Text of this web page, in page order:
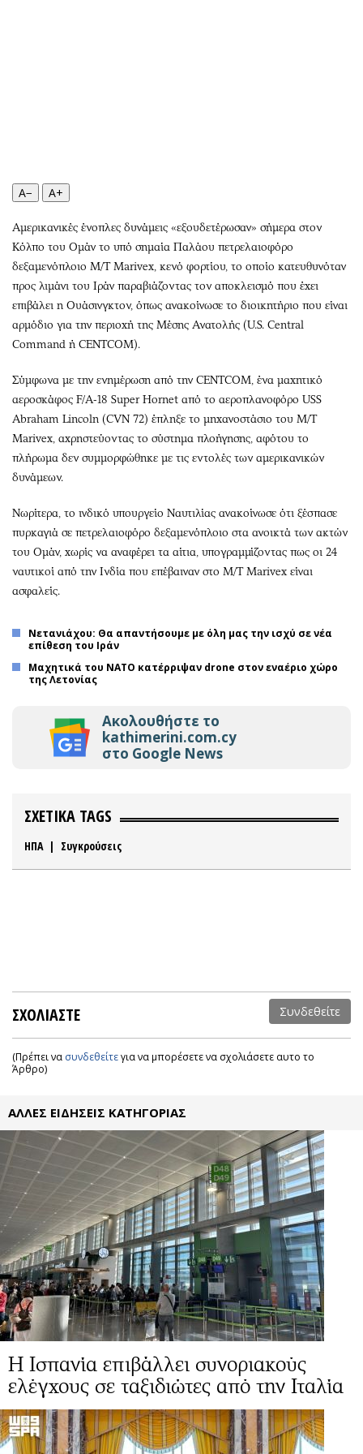
Εικαστικά
Χειρόγραφα
Επιστολές
A− A+
Αμερικανικές ένοπλες δυνάμεις «εξουδετέρωσαν» σήμερα στον
Κόλπο του Ομάν το υπό σημαία Παλάου πετρελαιοφόρο
δεξαμενόπλοιο M/T Marivex, κενό φορτίου, το οποίο κατευθυνόταν
προς λιμάνι του Ιράν παραβιάζοντας τον αποκλεισμό που έχει
επιβάλει η Ουάσινγκτον, όπως ανακοίνωσε το διοικητήριο που είναι
αρμόδιο για την περιοχή της Μέσης Ανατολής (U.S. Central
Command ή CENTCOM).
Σύμφωνα με την ενημέρωση από την CENTCOM, ένα μαχητικό
αεροσκάφος F/A-18 Super Hornet από το αεροπλανοφόρο USS
Abraham Lincoln (CVN 72) έπληξε το μηχανοστάσιο του M/T
Marivex, αχρηστεύοντας το σύστημα πλοήγησης, αφότου το
πλήρωμα δεν συμμορφώθηκε με τις εντολές των αμερικανικών
δυνάμεων.
Νωρίτερα, το ινδικό υπουργείο Ναυτιλίας ανακοίνωσε ότι ξέσπασε
πυρκαγιά σε πετρελαιοφόρο δεξαμενόπλοιο στα ανοικτά των ακτών
του Ομάν, χωρίς να αναφέρει τα αίτια, υπογραμμίζοντας πως οι 24
ναυτικοί από την Ινδία που επέβαιναν στο M/T Marivex είναι
ασφαλείς.
Νετανιάχου: Θα απαντήσουμε με όλη μας την ισχύ σε νέα
επίθεση του Ιράν
Μαχητικά του ΝΑΤΟ κατέρριψαν drone στον εναέριο χώρο
της Λετονίας
Ακολουθήστε το
kathimerini.com.cy
στο Google News
ΣΧΕΤΙΚΑ TAGS
ΗΠΑ| Συγκρούσεις
ΣΧΟΛΙΑΣΤΕ Συνδεθείτε
(Πρέπει να συνδεθείτεγια να μπορέσετε να σχολιάσετε αυτο το
Άρθρο)
ΑΛΛΕΣ ΕΙΔΗΣΕΙΣ ΚΑΤΗΓΟΡΙΑΣ
Η Ισπανία επιβάλλει συνοριακούς
ελέγχους σε ταξιδιώτες από την Ιταλία